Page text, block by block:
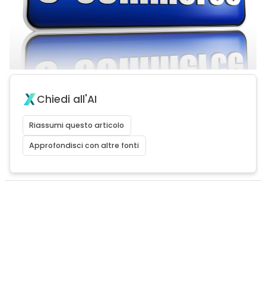
Chiedi all'AI
Riassumi questo articolo
Approfondisci con altre fonti